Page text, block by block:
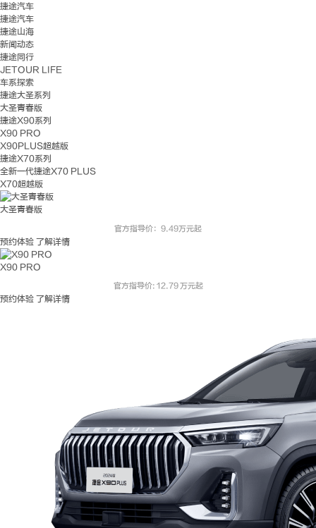
捷途汽车
捷途汽车
捷途山海
新闻动态
捷途同行
JETOUR LIFE
车系探索
捷途大圣系列
大圣青春版
捷途X90系列
X90 PRO
X90PLUS超越版
捷途X70系列
全新一代捷途X70 PLUS
X70超越版
大圣青春版
官方指导价：9.49万元起
预约体验 了解详情
X90 PRO
官方指导价: 12.79 万元起
预约体验 了解详情